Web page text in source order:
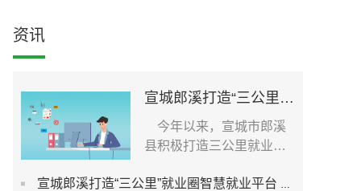
资讯
宣城郎溪打造“三公里”就业圈智慧就业平台 为居民提供就业岗位
今年以来，宣城市郎溪
县积极打造三公里就业圈
宣城郎溪打造“三公里”就业圈智慧就业平台 为居民提供就业岗位